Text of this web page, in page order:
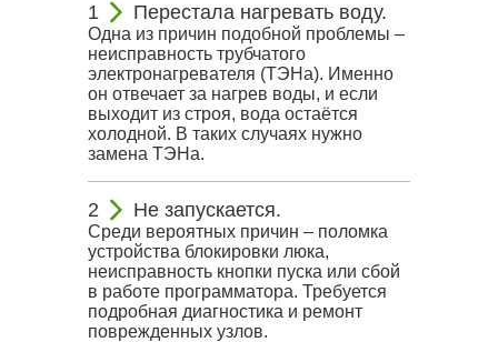
Перестала нагревать воду.
Одна из причин подобной проблемы –
неисправность трубчатого
электронагревателя (ТЭНа). Именно
он отвечает за нагрев воды, и если
выходит из строя, вода остаётся
холодной. В таких случаях нужно
замена ТЭНа.
Не запускается.
Среди вероятных причин – поломка
устройства блокировки люка,
неисправность кнопки пуска или сбой
в работе программатора. Требуется
подробная диагностика и ремонт
поврежденных узлов.